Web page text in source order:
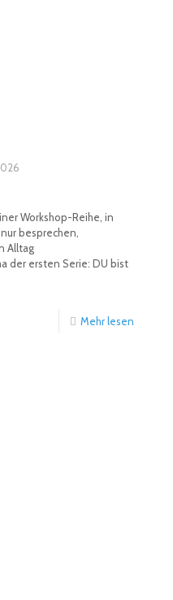
Workshop-Reihe, in
besprechen,
Alltag
der ersten Serie: DU bist
Mehr lesen